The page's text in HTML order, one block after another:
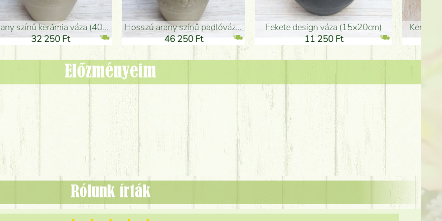
(50x29cm)
Ft
fekete design váza (15x20cm)
11 250 Ft
Kerámia váza 35*21cm
ballagó fiú fa betűző
1 300 Ft
Előzményeim
Rólunk írták